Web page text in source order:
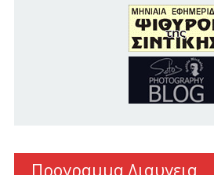
Προγραμμα Διαυγεια